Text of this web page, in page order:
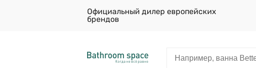
Официальный дилер европейских
брендов